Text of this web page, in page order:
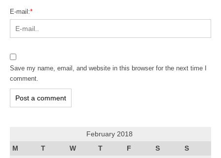
E-mail:*
Save my name, email, and website in this browser for the next time I
comment.
February 2018
M
T W T F S
S